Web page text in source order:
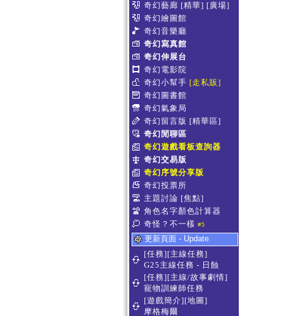
奇幻藝廊 [精華] [廣場]
奇幻繪圖館
奇幻音樂廳
奇幻寫真館
奇幻伸展台
奇幻電影院
奇幻小幫手 [走私販]
奇幻圖書館
奇幻氣象局
奇幻留言版 [精華區]
奇幻閒聊區
奇幻遊戲看板查詢器
奇幻交易版
奇幻序號分享版
奇幻投票所
主題討論 [焦點]
角色名字顏色計算器
奇怪？不一樣 #5
更新頁面 - Update
[任務][主線任務]
G25主線任務 - 日蝕
[任務][主線/故事劇情]
寵物訓練師任務
[遊戲簡介][地圖]
摩格梅爾